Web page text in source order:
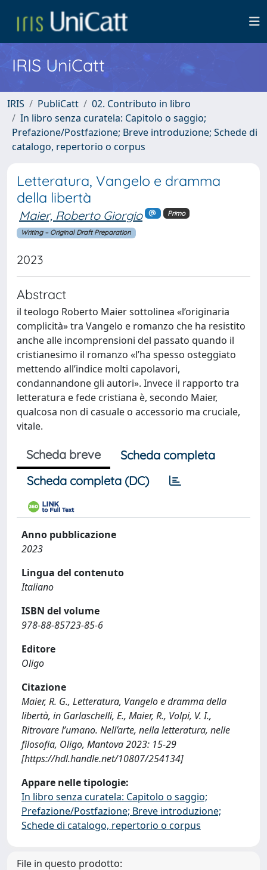
IRIS UniCatt
IRIS PubliCatt
02. Contributo in libro
In libro senza curatela: Capitolo o saggio;
Prefazione/Postfazione; Breve introduzione; Schede di
catalogo, repertorio o corpus
Letteratura, Vangelo e dramma
della libertà
Maier, Roberto Giorgio Primo
Writing – Original Draft Preparation
2023
Abstract
il teologo Roberto Maier sottolinea «l’originaria
complicità» tra Vangelo e romanzo che ha resistito
anche alle incomprensioni del passato quando il
cristianesimo il romanzo «l’ha spesso osteggiato
mettendo all’indice molti capolavori,
condannandone gli autori». Invece il rapporto tra
letteratura e fede cristiana è, secondo Maier,
qualcosa non di casuale o accessorio ma cruciale,
vitale.
Scheda breve
Scheda completa
Scheda completa (DC)
Anno pubblicazione
2023
Lingua del contenuto
Italiano
ISBN del volume
978-88-85723-85-6
Editore
Oligo
Citazione
Maier, R. G., Letteratura, Vangelo e dramma della
libertà, in Garlaschelli, E., Maier, R., Volpi, V. I.,
Ritrovare l’umano. Nell’arte, nella letteratura, nelle
filosofia, Oligo, Mantova 2023: 15-29
[https://hdl.handle.net/10807/254134]
Appare nelle tipologie:
In libro senza curatela: Capitolo o saggio;
Prefazione/Postfazione; Breve introduzione;
Schede di catalogo, repertorio o corpus
File in questo prodotto: